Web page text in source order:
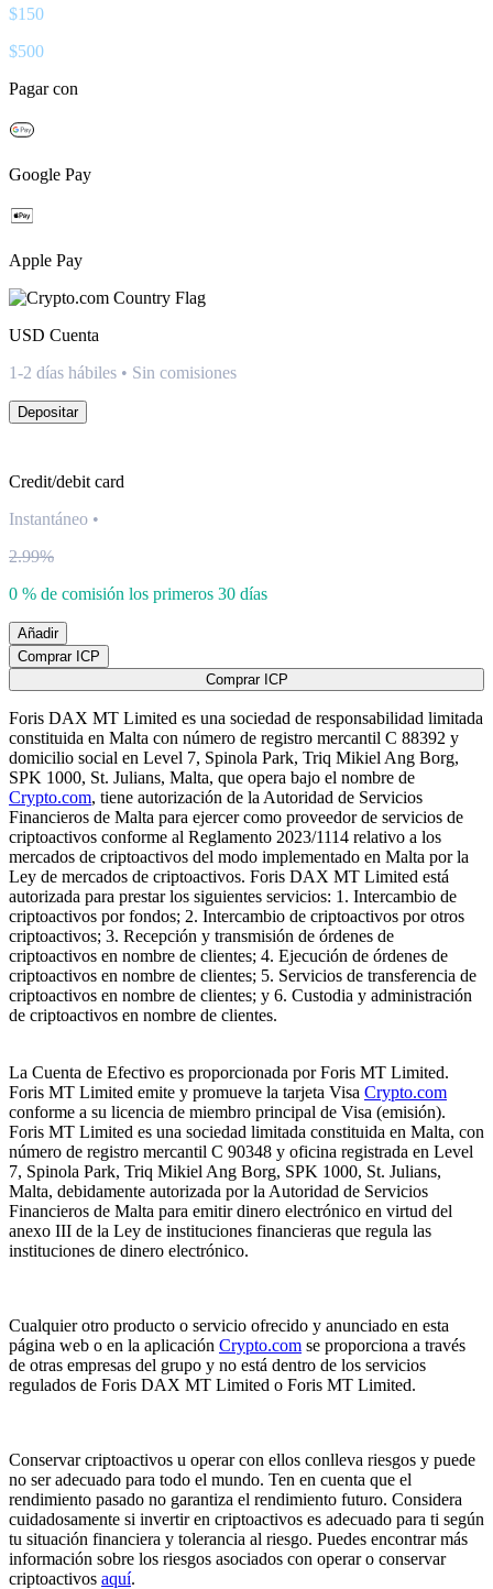
$150
$500
Pagar con
Google Pay
Apple Pay
USD Cuenta
1-2 días hábiles • Sin comisiones
Depositar
Credit/debit card
Instantáneo •
2.99%
0 % de comisión los primeros 30 días
Añadir
Comprar ICP
Comprar ICP
Foris DAX MT Limited es una sociedad de responsabilidad limitada
constituida en Malta con número de registro mercantil C 88392 y
domicilio social en Level 7, Spinola Park, Triq Mikiel Ang Borg,
SPK 1000, St. Julians, Malta, que opera bajo el nombre de
Crypto.com, tiene autorización de la Autoridad de Servicios
Financieros de Malta para ejercer como proveedor de servicios de
criptoactivos conforme al Reglamento 2023/1114 relativo a los
mercados de criptoactivos del modo implementado en Malta por la
Ley de mercados de criptoactivos. Foris DAX MT Limited está
autorizada para prestar los siguientes servicios: 1. Intercambio de
criptoactivos por fondos; 2. Intercambio de criptoactivos por otros
criptoactivos; 3. Recepción y transmisión de órdenes de
criptoactivos en nombre de clientes; 4. Ejecución de órdenes de
criptoactivos en nombre de clientes; 5. Servicios de transferencia de
criptoactivos en nombre de clientes; y 6. Custodia y administración
de criptoactivos en nombre de clientes.
La Cuenta de Efectivo es proporcionada por Foris MT Limited.
Foris MT Limited emite y promueve la tarjeta Visa Crypto.com
conforme a su licencia de miembro principal de Visa (emisión).
Foris MT Limited es una sociedad limitada constituida en Malta, con
número de registro mercantil C 90348 y oficina registrada en Level
7, Spinola Park, Triq Mikiel Ang Borg, SPK 1000, St. Julians,
Malta, debidamente autorizada por la Autoridad de Servicios
Financieros de Malta para emitir dinero electrónico en virtud del
anexo III de la Ley de instituciones financieras que regula las
instituciones de dinero electrónico.
Cualquier otro producto o servicio ofrecido y anunciado en esta
página web o en la aplicación Crypto.com se proporciona a través
de otras empresas del grupo y no está dentro de los servicios
regulados de Foris DAX MT Limited o Foris MT Limited.
Conservar criptoactivos u operar con ellos conlleva riesgos y puede
no ser adecuado para todo el mundo. Ten en cuenta que el
rendimiento pasado no garantiza el rendimiento futuro. Considera
cuidadosamente si invertir en criptoactivos es adecuado para ti según
tu situación financiera y tolerancia al riesgo. Puedes encontrar más
información sobre los riesgos asociados con operar o conservar
criptoactivos aquí.